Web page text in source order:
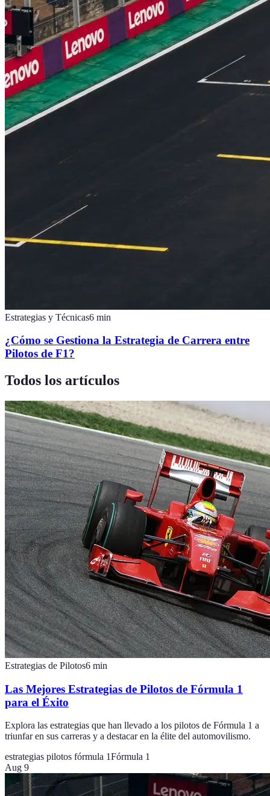
Estrategias y Técnicas6 min
¿Cómo se Gestiona la Estrategia de Carrera entre
Pilotos de F1?
Todos los artículos
Estrategias de Pilotos6 min
Las Mejores Estrategias de Pilotos de Fórmula 1
para el Éxito
Explora las estrategias que han llevado a los pilotos de Fórmula 1 a
triunfar en sus carreras y a destacar en la élite del automovilismo.
estrategias pilotos fórmula 1Fórmula 1
Aug 9